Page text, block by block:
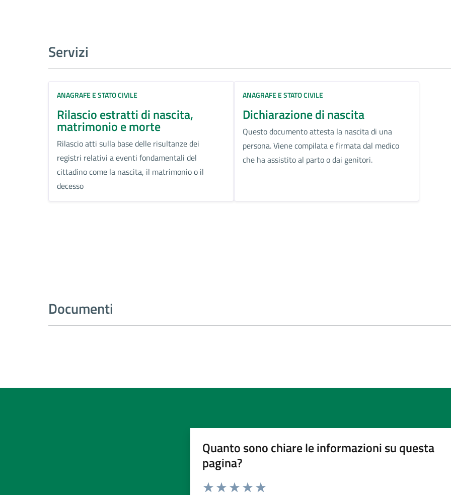
Servizi
ANAGRAFE E STATO CIVILE
Rilascio estratti di nascita,
matrimonio e morte
Rilascio atti sulla base delle risultanze dei
registri relativi a eventi fondamentali del
cittadino come la nascita, il matrimonio o il
decesso
ANAGRAFE E STATO CIVILE
Dichiarazione di nascita
Questo documento attesta la nascita di una
persona. Viene compilata e firmata dal medico
che ha assistito al parto o dai genitori.
Documenti
Quanto sono chiare le informazioni su questa
pagina?